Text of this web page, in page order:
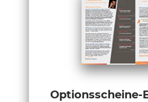
Optionsscheine-